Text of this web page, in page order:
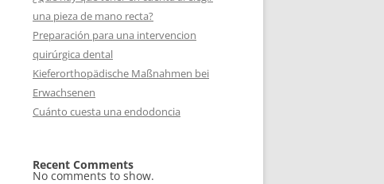
una pieza de mano recta?
Preparación para una intervencion
quirúrgica dental
Kieferorthopädische Maßnahmen bei
Erwachsenen
Cuánto cuesta una endodoncia
Recent Comments
No comments to show.